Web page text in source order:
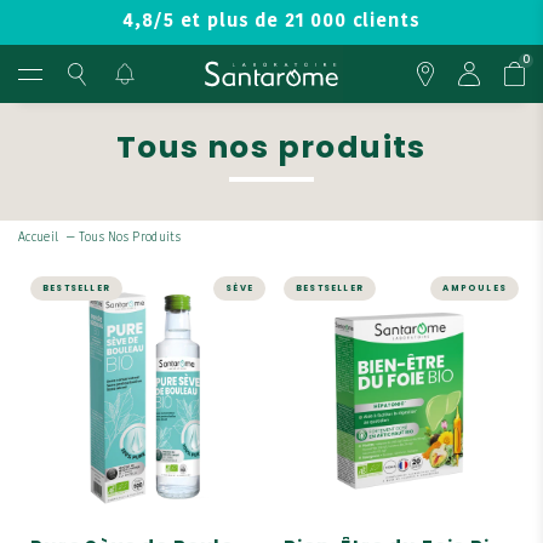
4,8/5 et plus de 21 000 clients
0
Tous nos produits
Accueil — Tous Nos Produits
BESTSELLER SÈVE
DÉTOX
Pure Sève de
Bouleau Bio
Sève de Bouleau Bio 100%
pure, sans conservateur,
sans alcool et sans
pasteurisation.
Fabrication UNIQUE "de
l'arbre à la bouteille".
BESTSELLER AMPOULES
FOIE ET DIGESTION
Bien-Être du Foie
Bio - Hépatonic -
20 ampoules
Une des références phares
de Santarome Bio !
Contient du Pissenlit Bio
qui aide au